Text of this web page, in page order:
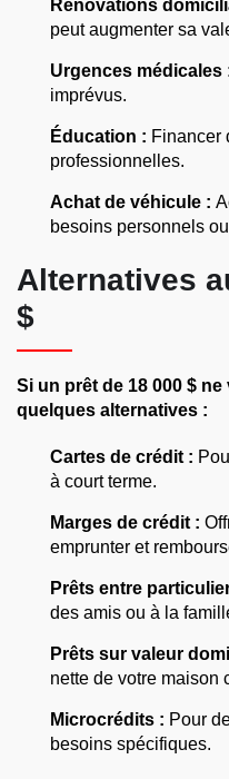
Rénovations
peut augmenter sa
Urgences médicales
imprévus.
Éducation : Financer
professionnelles.
Achat de véhicule :
besoins personnels
Alternatives
$
Si un prêt de 18 000 $
quelques alternatives :
Cartes de crédit :
à court terme.
Marges de crédit :
emprunter et
Prêts entre
des amis ou à la
Prêts sur valeur
nette de votre maison
Microcrédits : Pour
besoins spécifiques.